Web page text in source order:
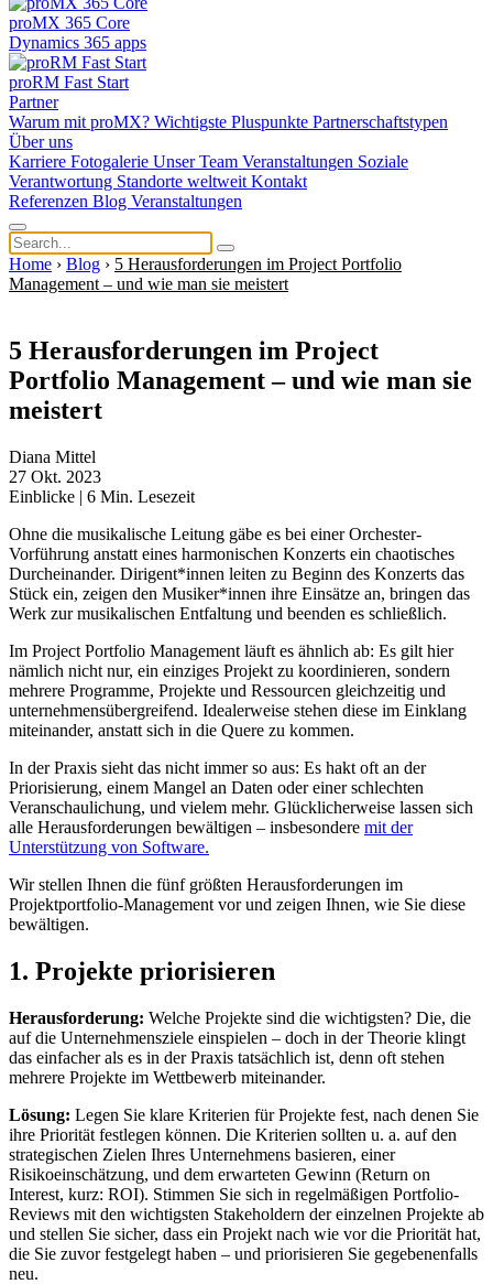
proMX 365 Core
Dynamics 365 apps
proRM Fast Start
Partner
Warum mit proMX? Wichtigste Pluspunkte Partnerschaftstypen
Über uns
Karriere Fotogalerie Unser Team Veranstaltungen Soziale
Verantwortung Standorte weltweit Kontakt
Referenzen Blog Veranstaltungen
Home › Blog › 5 Herausforderungen im Project Portfolio
Management – und wie man sie meistert
5 Herausforderungen im Project
Portfolio Management – und wie man sie
meistert
Diana Mittel
27 Okt. 2023
Einblicke | 6 Min. Lesezeit
Ohne die musikalische Leitung gäbe es bei einer Orchester-
Vorführung anstatt eines harmonischen Konzerts ein chaotisches
Durcheinander. Dirigent*innen leiten zu Beginn des Konzerts das
Stück ein, zeigen den Musiker*innen ihre Einsätze an, bringen das
Werk zur musikalischen Entfaltung und beenden es schließlich.
Im Project Portfolio Management läuft es ähnlich ab: Es gilt hier
nämlich nicht nur, ein einziges Projekt zu koordinieren, sondern
mehrere Programme, Projekte und Ressourcen gleichzeitig und
unternehmensübergreifend. Idealerweise stehen diese im Einklang
miteinander, anstatt sich in die Quere zu kommen.
In der Praxis sieht das nicht immer so aus: Es hakt oft an der
Priorisierung, einem Mangel an Daten oder einer schlechten
Veranschaulichung, und vielem mehr. Glücklicherweise lassen sich
alle Herausforderungen bewältigen – insbesondere mit der
Unterstützung von Software.
Wir stellen Ihnen die fünf größten Herausforderungen im
Projektportfolio-Management vor und zeigen Ihnen, wie Sie diese
bewältigen.
1. Projekte priorisieren
Herausforderung: Welche Projekte sind die wichtigsten? Die, die
auf die Unternehmensziele einspielen – doch in der Theorie klingt
das einfacher als es in der Praxis tatsächlich ist, denn oft stehen
mehrere Projekte im Wettbewerb miteinander.
Lösung: Legen Sie klare Kriterien für Projekte fest, nach denen Sie
ihre Priorität festlegen können. Die Kriterien sollten u. a. auf den
strategischen Zielen Ihres Unternehmens basieren, einer
Risikoeinschätzung, und dem erwarteten Gewinn (Return on
Interest, kurz: ROI). Stimmen Sie sich in regelmäßigen Portfolio-
Reviews mit den wichtigsten Stakeholdern der einzelnen Projekte ab
und stellen Sie sicher, dass ein Projekt nach wie vor die Priorität hat,
die Sie zuvor festgelegt haben – und priorisieren Sie gegebenenfalls
neu.